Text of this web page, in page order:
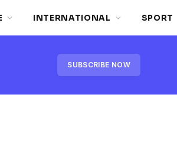
INTERNATIONAL SPORT
SUBSCRIBE NOW